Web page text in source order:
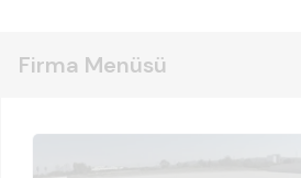
Firma Menüsü